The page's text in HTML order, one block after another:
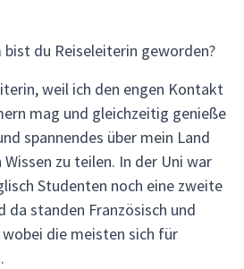
bist du Reiseleiterin geworden?
weil ich den engen Kontakt
mag und gleichzeitig genieße
spannendes über mein Land
zu teilen. In der Uni war
Studenten noch eine zweite
da standen Französisch und
wobei die meisten sich für